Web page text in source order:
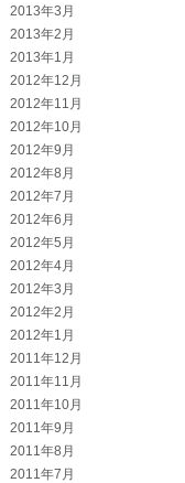
2013年3月
2013年2月
2013年1月
2012年12月
2012年11月
2012年10月
2012年9月
2012年8月
2012年7月
2012年6月
2012年5月
2012年4月
2012年3月
2012年2月
2012年1月
2011年12月
2011年11月
2011年10月
2011年9月
2011年8月
2011年7月